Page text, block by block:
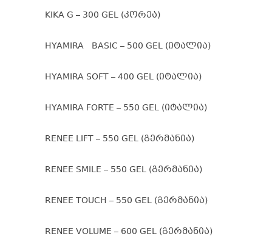
KIKA G – 300 GEL (კორეა)
HYAMIRA BASIC – 500 GEL (იტალია)
HYAMIRA SOFT – 400 GEL (იტალია)
HYAMIRA FORTE – 550 GEL (იტალია)
RENEE LIFT – 550 GEL (გერმანია)
RENEE SMILE – 550 GEL (გერმანია)
RENEE TOUCH – 550 GEL (გერმანია)
RENEE VOLUME – 600 GEL (გერმანია)